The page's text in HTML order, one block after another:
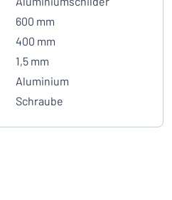
600 mm
400 mm
1,5 mm
Aluminium
Schraube